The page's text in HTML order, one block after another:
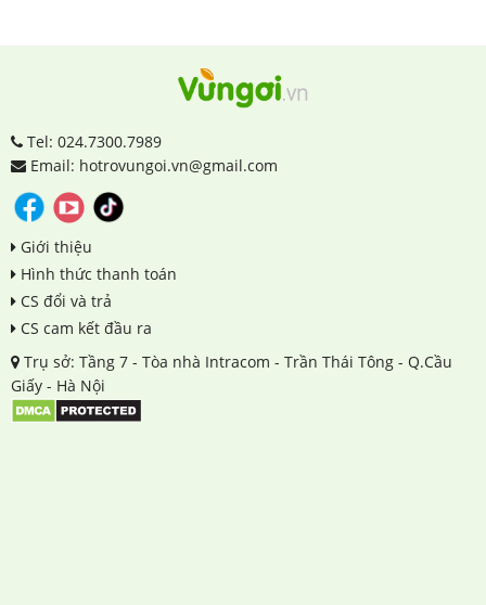
Tel: 024.7300.7989
Email: hotrovungoi.vn@gmail.com
Giới thiệu
Hình thức thanh toán
CS đổi và trả
CS cam kết đầu ra
Trụ sở: Tầng 7 - Tòa nhà Intracom - Trần Thái Tông - Q.Cầu
Giấy - Hà Nội